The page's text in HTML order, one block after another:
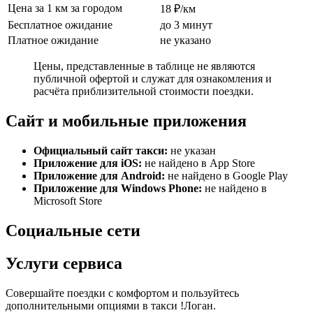
Цена за 1 км за городом
18 ₽/км
Бесплатное ожидание
до 3 минут
Платное ожидание
не указано
Цены, представленные в таблице не являются
публичной офертой и служат для ознакомления и
расчёта приблизительной стоимости поездки.
Сайт и мобильные приложения
Официальный сайт такси: не указан
Приложение для iOS: не найдено в App Store
Приложение для Android: не найдено в Google Play
Приложение для Windows Phone: не найдено в
Microsoft Store
Социальные сети
Услуги сервиса
Совершайте поездки с комфортом и пользуйтесь
дополнительными опциями в такси !Логан.